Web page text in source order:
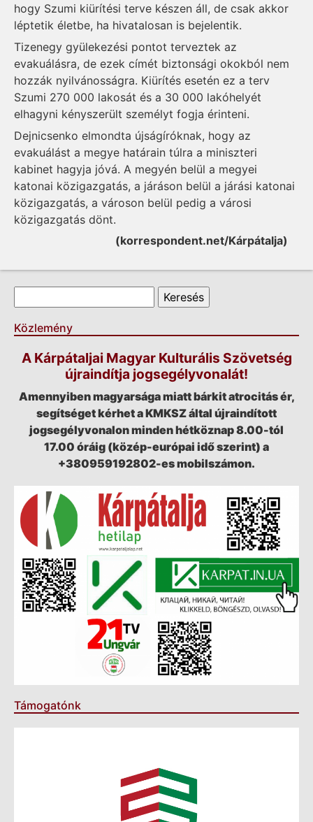
hogy Szumi kiürítési terve készen áll, de csak akkor
léptetik életbe, ha hivatalosan is bejelentik.
Tizenegy gyülekezési pontot terveztek az
evakuálásra, de ezek címét biztonsági okokból nem
hozzák nyilvánosságra. Kiürítés esetén ez a terv
Szumi 270 000 lakosát és a 30 000 lakóhelyét
elhagyni kényszerült személyt fogja érinteni.
Dejnicsenko elmondta újságíróknak, hogy az
evakuálást a megye határain túlra a miniszteri
kabinet hagyja jóvá. A megyén belül a megyei
katonai közigazgatás, a járáson belül a járási katonai
közigazgatás, a városon belül pedig a városi
közigazgatás dönt.
(korrespondent.net/Kárpátalja)
Keresés űrlap
Közlemény
A Kárpátaljai Magyar Kulturális Szövetség
újraindítja jogsegélyvonalát!
Amennyiben magyarsága miatt bárkit atrocitás ér,
segítséget kérhet a KMKSZ által újraindított
jogsegélyvonalon minden hétköznap 8.00-tól
17.00 óráig (közép-európai idő szerint) a
+380959192802-es mobilszámon.
Támogatónk